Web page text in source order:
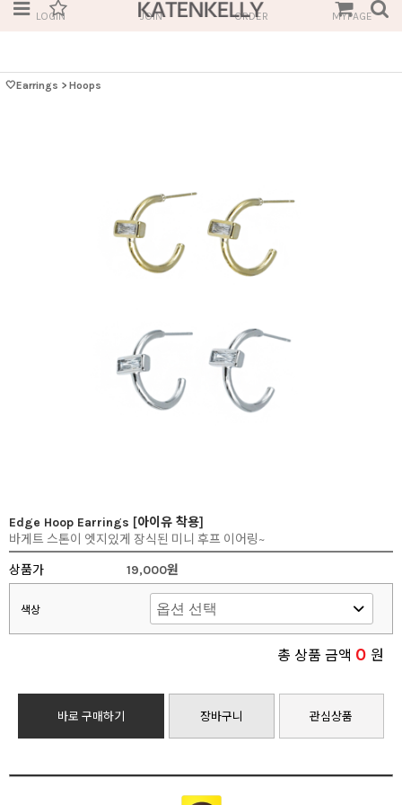
LOGIN JOIN ORDER MYPAGE
🤍Earrings > Hoops
Edge Hoop Earrings [아이유 착용]
바게트 스톤이 엣지있게 장식된 미니 후프 이어링~
상품가
19,000원
색상
총 상품 금액 0 원
바로 구매하기 장바구니 관심상품